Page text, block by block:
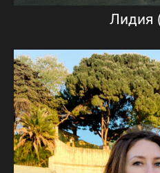
Лидия